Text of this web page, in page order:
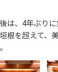
は、4年ぶり
根を超えて、